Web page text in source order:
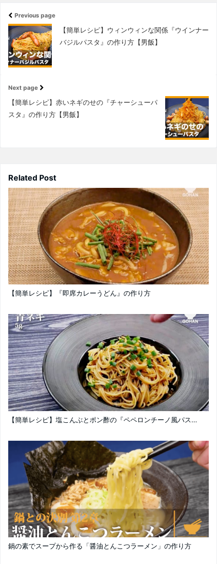
Previous page
【簡単レシピ】ウィンウィンな関係『ウインナー
バジルパスタ』の作り方【男飯】
Next page
【簡単レシピ】赤いネギのせの『チャーシューパ
スタ』の作り方【男飯】
Related Post
【簡単レシピ】『即席カレーうどん』の作り方
【簡単レシピ】塩こんぶとポン酢の『ペペロンチーノ風パス...
鍋の素でスープから作る「醤油とんこつラーメン」の作り方